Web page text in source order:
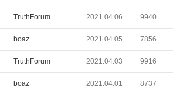
TruthForum 2021.04.06 9940
boaz 2021.04.05 7856
TruthForum 2021.04.03 9916
boaz 2021.04.01 8737